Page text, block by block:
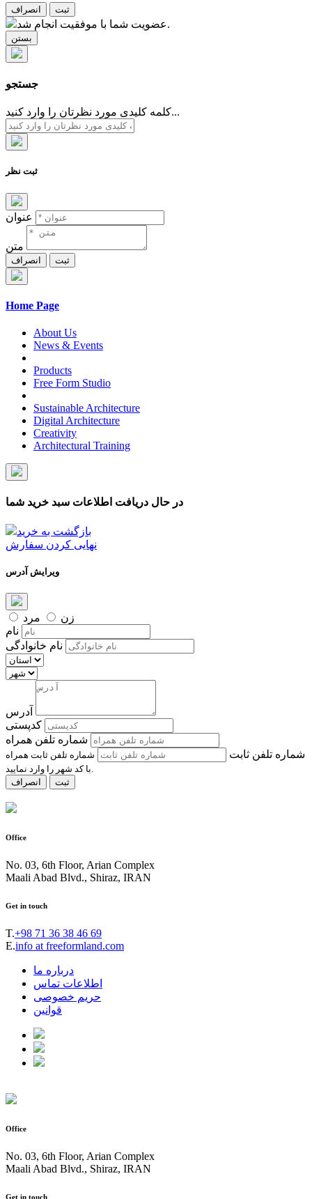
انصراف ثبت
عضویت شما با موفقیت انجام شد.
بستن
جستجو
کلمه کلیدی مورد نظرتان را وارد کنید...
ثبت نظر
عنوان
متن
انصراف ثبت
Home Page
About Us
News & Events
Products
Free Form Studio
Sustainable Architecture
Digital Architecture
Creativity
Architectural Training
در حال دریافت اطلاعات سبد خرید شما
بازگشت به خرید
نهایی کردن سفارش
ویرایش آدرس
زن
مرد
نام
نام خانوادگی
آدرس
کدپستی
شماره تلفن همراه
شماره تلفن ثابت
شماره تلفن ثابت همراه
با کد شهر را وارد نمایید.
انصراف
ثبت
Office
No. 03, 6th Floor, Arian Complex
Maali Abad Blvd., Shiraz, IRAN
Get in touch
T.+98 71 36 38 46 69
E.info at freeformland.com
درباره ما
اطلاعات تماس
حریم خصوصی
قوانین
Office
No. 03, 6th Floor, Arian Complex
Maali Abad Blvd., Shiraz, IRAN
Get in touch